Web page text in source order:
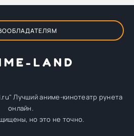
LAND
Лучший аниме-кинотеатр рунета
онлайн.
но это не точно.